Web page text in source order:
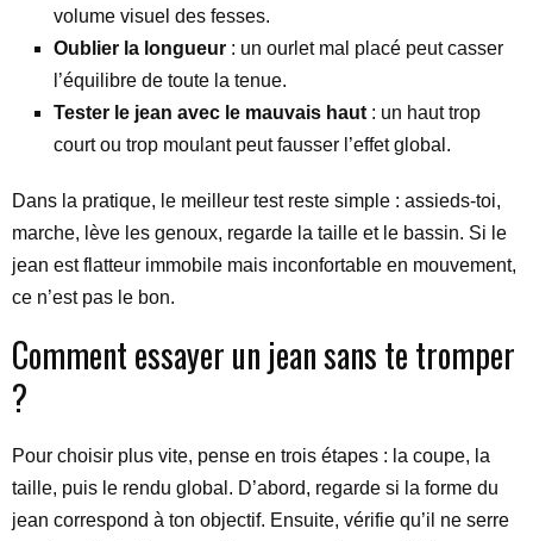
volume visuel des fesses.
Oublier la longueur : un ourlet mal placé peut casser
l’équilibre de toute la tenue.
Tester le jean avec le mauvais haut : un haut trop
court ou trop moulant peut fausser l’effet global.
Dans la pratique, le meilleur test reste simple : assieds-toi,
marche, lève les genoux, regarde la taille et le bassin. Si le
jean est flatteur immobile mais inconfortable en mouvement,
ce n’est pas le bon.
Comment essayer un jean sans te tromper
?
Pour choisir plus vite, pense en trois étapes : la coupe, la
taille, puis le rendu global. D’abord, regarde si la forme du
jean correspond à ton objectif. Ensuite, vérifie qu’il ne serre